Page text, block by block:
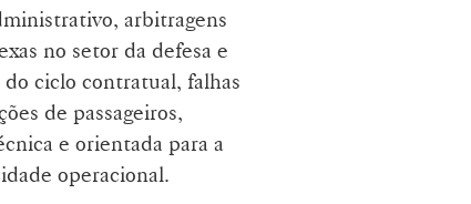
arbitragens
no setor da defesa e
do ciclo contratual, falhas
de passageiros,
e orientada para a
operacional.